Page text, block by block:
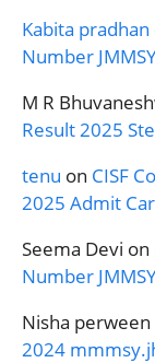
Kabita pradhan
Number JMMSY
M R
Result 2025
tenu on CISF
2025 Admit
Seema Devi on
Number JMMSY
Nisha perween
2024